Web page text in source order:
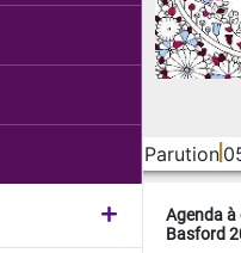
Parution
Agenda
Basford